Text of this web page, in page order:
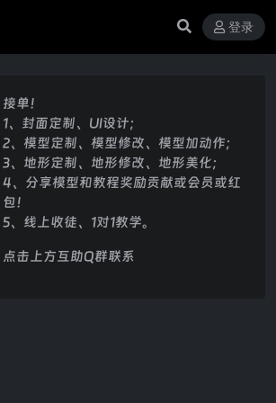
登录
接单！
1、封面定制、UI设计；
2、模型定制、模型修改、模型加动作；
3、地形定制、地形修改、地形美化；
4、分享模型和教程奖励贡献或会员或红
包！
5、线上收徒、1对1教学。
点击上方互助Q群联系